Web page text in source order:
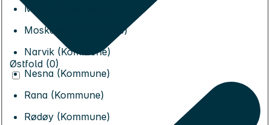
Meløy (Kommune)
Moskenes (Kommune)
Narvik (Kommune)
Nesna (Kommune)
Rana (Kommune)
Rødøy (Kommune)
Østfold (0)